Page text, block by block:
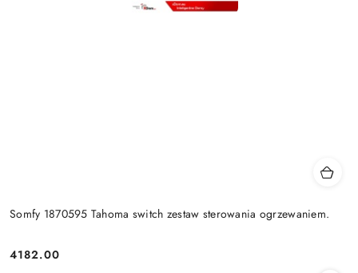
Somfy 1870595 Tahoma switch zestaw sterowania ogrzewaniem.
Cena:
4182.00